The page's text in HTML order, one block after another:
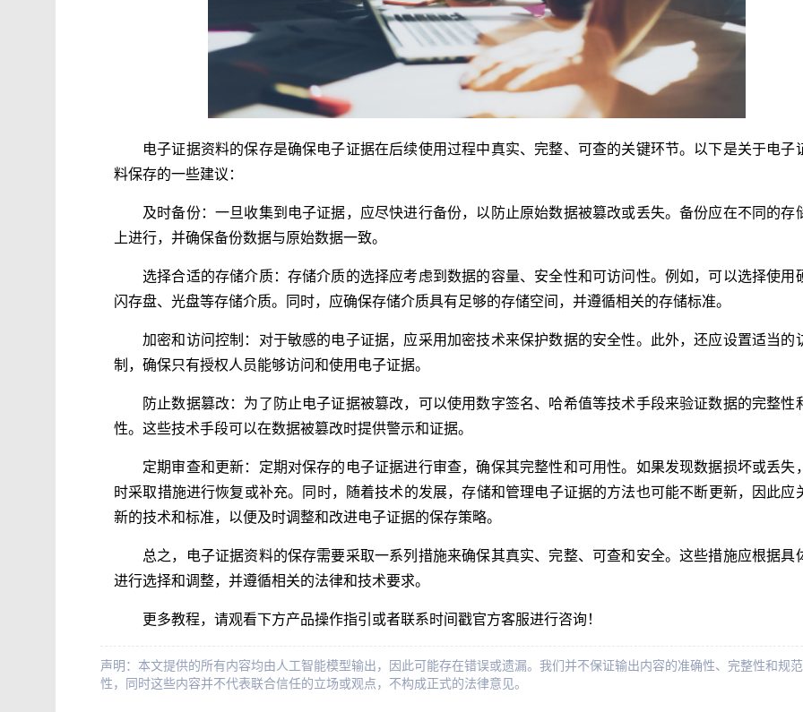
电子证据资料的保存是确保电子证据在后续使用过程中真实、完整、可查的关键环节。以下是关于电子
料保存的一些建议：
及时备份：一旦收集到电子证据，应尽快进行备份，以防止原始数据被篡改或丢失。备份应在不同的存
上进行，并确保备份数据与原始数据一致。
选择合适的存储介质：存储介质的选择应考虑到数据的容量、安全性和可访问性。例如，可以选择使用
闪存盘、光盘等存储介质。同时，应确保存储介质具有足够的存储空间，并遵循相关的存储标准。
加密和访问控制：对于敏感的电子证据，应采用加密技术来保护数据的安全性。此外，还应设置适当的
制，确保只有授权人员能够访问和使用电子证据。
防止数据篡改：为了防止电子证据被篡改，可以使用数字签名、哈希值等技术手段来验证数据的完整性
性。这些技术手段可以在数据被篡改时提供警示和证据。
定期审查和更新：定期对保存的电子证据进行审查，确保其完整性和可用性。如果发现数据损坏或丢失
时采取措施进行恢复或补充。同时，随着技术的发展，存储和管理电子证据的方法也可能不断更新，因此应
新的技术和标准，以便及时调整和改进电子证据的保存策略。
总之，电子证据资料的保存需要采取一系列措施来确保其真实、完整、可查和安全。这些措施应根据具
进行选择和调整，并遵循相关的法律和技术要求。
更多教程，请观看下方产品操作指引或者联系时间戳官方客服进行咨询！
声明：本文提供的所有内容均由人工智能模型输出，因此可能存在错误或遗漏。我们并不保证输出内容的准确性、完整性和规范
性，同时这些内容并不代表联合信任的立场或观点，不构成正式的法律意见。